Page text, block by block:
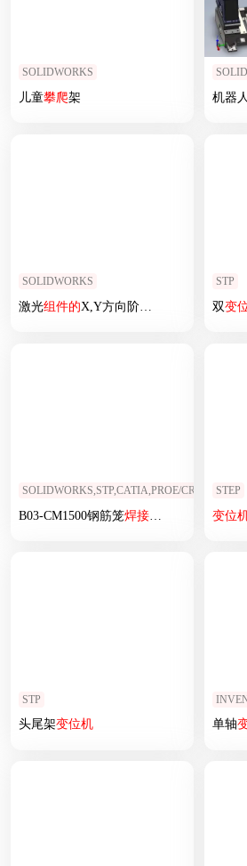
SOLIDWORKS
儿童攀爬架 机器人
SOLIDWORKS
激光组件的X,Y方向阶段
STP
双变
SOLIDWORKS,STP,CATIA,PROE/
B03-CM1500钢筋笼焊接变位 总体设计
STEP
变位
STP
头尾架变位机 单轴